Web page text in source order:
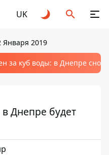
UK
Января 2019
за куб воды: в Днепре
Днепре будет